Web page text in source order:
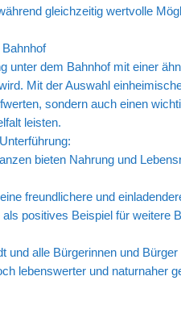
gleichzeitig wertvolle
unter dem Bahnhof mit einer
Mit der Auswahl
sondern auch einen
leisten.
bieten Nahrung und
freundlichere und
positives Beispiel für weitere
und alle Bürgerinnen und
lebenswerter und naturnaher